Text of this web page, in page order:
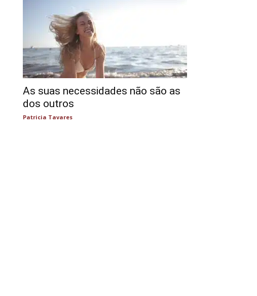
As suas necessidades não são as
dos outros
Patricia Tavares